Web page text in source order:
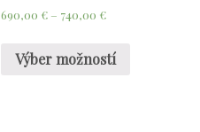
690,00 € – 740,00 €
Výber možností